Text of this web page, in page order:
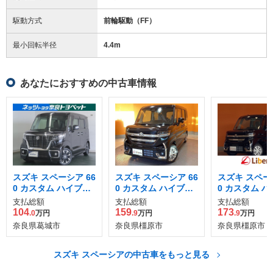
駆動方式 前輪駆動（FF）
最小回転半径 4.4m
あなたにおすすめの中古車情報
スズキ スペーシア 66
0 カスタム ハイブリ
ッド XSターボ
支払総額
104.0万円
奈良県葛城市
スズキ スペーシア 66
0 カスタム ハイブリ
ッド GS
支払総額
159.9万円
奈良県橿原市
スズキ スペ
0 カスタム ハ
ッド GS
支払総額
173.9万円
奈良県橿原市
スズキ スペーシアの中古車をもっと見る